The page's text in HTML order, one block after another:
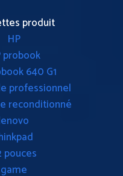
produit
HP
probook
640 G1
professionnel
reconditionné
pouces
game